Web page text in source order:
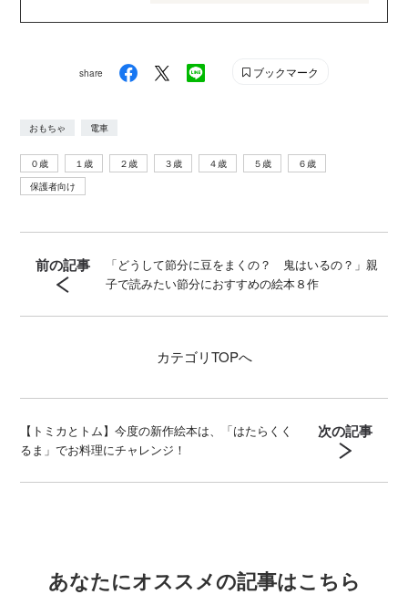
share ブックマーク
おもちゃ 電車
０歳 １歳 ２歳 ３歳 ４歳 ５歳
６歳
保護者向け
前の記事
「どうして節分に豆をまくの？ 鬼はいるの？」親
子で読みたい節分におすすめの絵本８作
カテゴリTOPへ
【トミカとトム】今度の新作絵本は、「はたらくく
るま」でお料理にチャレンジ！
次の記事
あなたにオススメの記事はこちら